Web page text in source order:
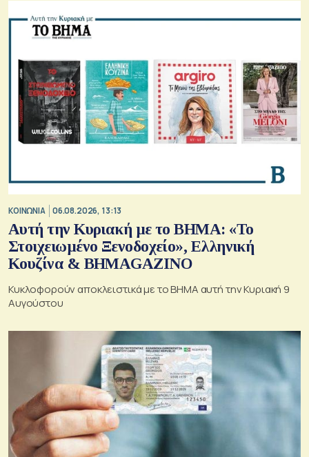
ΚΟΙΝΩΝΙΑ 06.08.2026, 13:13
Αυτή την Κυριακή με το ΒΗΜΑ: «Το
Στοιχειωμένο Ξενοδοχείο», Ελληνική
Κουζίνα & ΒΗΜΑGAZINO
Κυκλοφορούν αποκλειστικά με το ΒΗΜΑ αυτή την Κυριακή 9
Αυγούστου